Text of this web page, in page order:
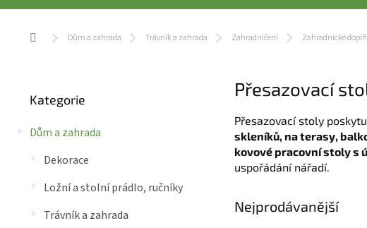
Domů Dům a zahrada Trávník a zahrada Zahradničení Zahradnické
Kategorie
Dům a zahrada
Dekorace
Ložní a stolní prádlo, ručníky
Trávník a zahrada
Přesazovací
Přesazovací stoly
skleníků, na terasy,
kovové pracovní stoly s
uspořádání nářadí.
Nejprodávanější